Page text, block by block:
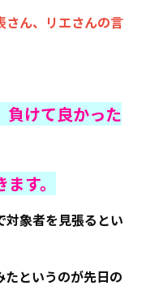
さん、リエさんの言
負けて良かった
す。
対象者を見張るとい
というのが先日の